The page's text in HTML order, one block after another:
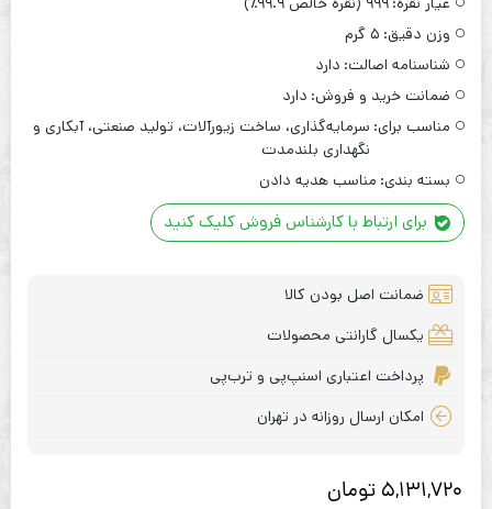
وزن دقیق: ۵ گرم
شناسنامه اصالت: دارد
ضمانت خرید و فروش: دارد
مناسب برای: سرمایه‌گذاری، ساخت زیورآلات، تولید صنعتی، آبکاری و
نگهداری بلندمدت
بسته بندی: مناسب هدیه دادن
برای ارتباط با کارشناس فروش کلیک کنید
ضمانت اصل بودن کالا
یکسال گارانتی محصولات
پرداخت اعتباری اسنپ‌پی و ترب‌پی
امکان ارسال روزانه در تهران
5,131,720 تومان